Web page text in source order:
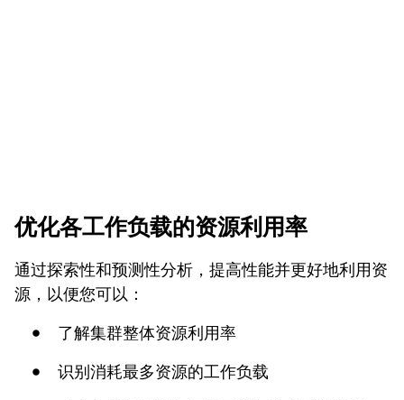
优化各工作负载的资源利用率
通过探索性和预测性分析，提高性能并更好地利用资
源，以便您可以：
了解集群整体资源利用率
识别消耗最多资源的工作负载